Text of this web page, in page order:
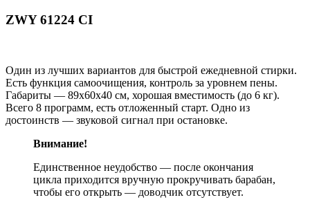
ZWY 61224 CI
Один из лучших вариантов для быстрой ежедневной стирки.
Есть функция самоочищения, контроль за уровнем пены.
Габариты — 89х60х40 см, хорошая вместимость (до 6 кг).
Всего 8 программ, есть отложенный старт. Одно из
достоинств — звуковой сигнал при остановке.
Внимание!
Единственное неудобство — после окончания
цикла приходится вручную прокручивать барабан,
чтобы его открыть — доводчик отсутствует.